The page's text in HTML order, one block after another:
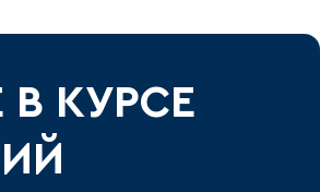
В КУРСЕ